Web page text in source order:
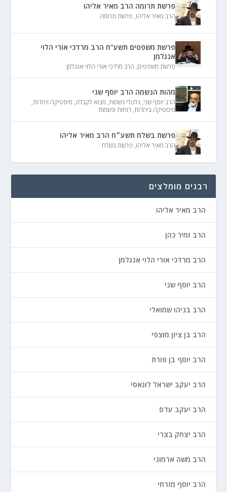
פרשת תרומה הרב מאיר אליהו
הרב מאיר אליהו, פרשת תרומה
פרשת משפטים תשע"ח הרב מרדכי אורי הלוי
אנגלמן
פרשת משפטים, הרב מרדכי אורי הלוי אנגלמן
מהות הנשמה הרב יוסף שני
הרב יוסף שני, גלגולי נשמות, מבוא לקבלה, מיסטיקה ויהדות,
מיסטיקה ביהדות, רוחות ונשמות
פרשת בשלח תשע״ח הרב מאיר אליהו
הרב מאיר אליהו, פרשת בשלח
רבנים מומלצים
הרב מאיר אליהו
הרב זמיר כהן
הרב מרדכי אורי הלוי אנגלמן
הרב יוסף שני
הרב בניהו שמואלי
הרב בן ציון מוצפי
הרב יוסף בן פורת
הרב יעקב ישראל לוגאסי
הרב יעקב עדס
הרב יצחק בצרי
הרב משה ארמוני
הרב יוסף מזרחי